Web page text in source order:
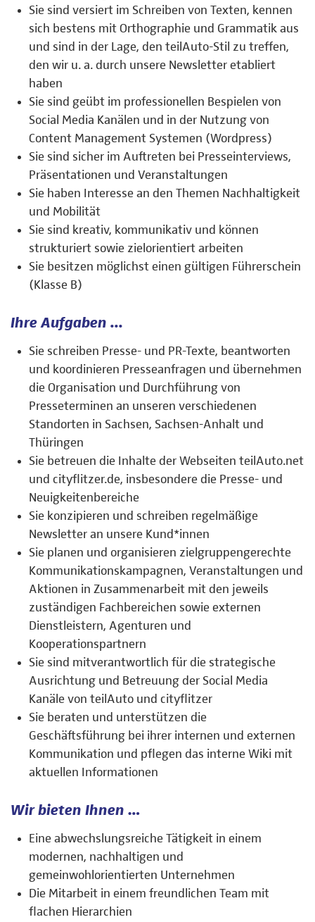
Sie sind versiert im Schreiben von Texten, kennen
sich bestens mit Orthographie und Grammatik aus
und sind in der Lage, den teilAuto-Stil zu treffen,
den wir u. a. durch unsere Newsletter etabliert
haben
Sie sind geübt im professionellen Bespielen von
Social Media Kanälen und in der Nutzung von
Content Management Systemen (Wordpress)
Sie sind sicher im Auftreten bei Presseinterviews,
Präsentationen und Veranstaltungen
Sie haben Interesse an den Themen Nachhaltigkeit
und Mobilität
Sie sind kreativ, kommunikativ und können
strukturiert sowie zielorientiert arbeiten
Sie besitzen möglichst einen gültigen Führerschein
(Klasse B)
Ihre Aufgaben ...
Sie schreiben Presse- und PR-Texte, beantworten
und koordinieren Presseanfragen und übernehmen
die Organisation und Durchführung von
Presseterminen an unseren verschiedenen
Standorten in Sachsen, Sachsen-Anhalt und
Thüringen
Sie betreuen die Inhalte der Webseiten teilAuto.net
und cityflitzer.de, insbesondere die Presse- und
Neuigkeitenbereiche
Sie konzipieren und schreiben regelmäßige
Newsletter an unsere Kund*innen
Sie planen und organisieren zielgruppengerechte
Kommunikationskampagnen, Veranstaltungen und
Aktionen in Zusammenarbeit mit den jeweils
zuständigen Fachbereichen sowie externen
Dienstleistern, Agenturen und
Kooperationspartnern
Sie sind mitverantwortlich für die strategische
Ausrichtung und Betreuung der Social Media
Kanäle von teilAuto und cityflitzer
Sie beraten und unterstützen die
Geschäftsführung bei ihrer internen und externen
Kommunikation und pflegen das interne Wiki mit
aktuellen Informationen
Wir bieten Ihnen …
Eine abwechslungsreiche Tätigkeit in einem
modernen, nachhaltigen und
gemeinwohlorientierten Unternehmen
Die Mitarbeit in einem freundlichen Team mit
flachen Hierarchien